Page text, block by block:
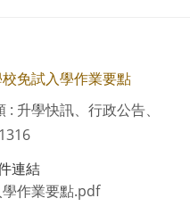
免試入學作業要點
: 升學快訊、行政公告、
連結
作業要點.pdf